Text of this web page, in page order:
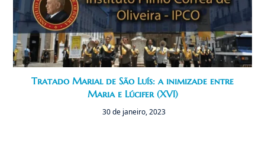
Tratado Marial de São Luís: a inimizade entre
Maria e Lúcifer (XVI)
30 de janeiro, 2023